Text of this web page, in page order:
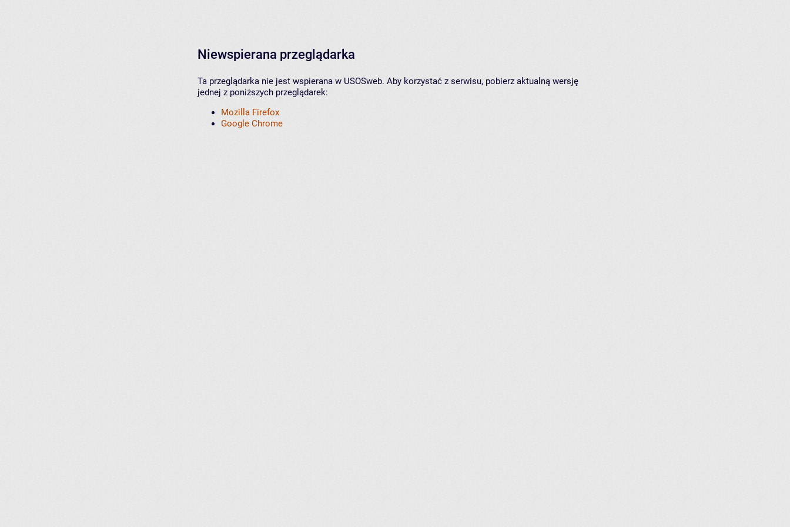
Niewspierana przeglądarka
Ta przeglądarka nie jest wspierana w USOSweb. Aby korzystać z serwisu, pobierz aktualną wersję
jednej z poniższych przeglądarek:
Mozilla Firefox
Google Chrome